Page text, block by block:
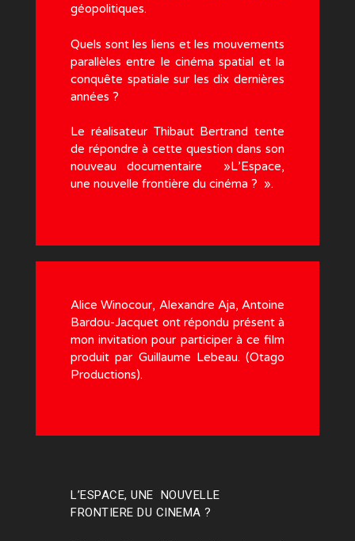
géopolitiques.
Quels sont les liens et les mouvements
parallèles entre le cinéma spatial et la
conquête spatiale sur les dix dernières
années ?
Le réalisateur Thibaut Bertrand tente
de répondre à cette question dans son
nouveau documentaire »L’Espace,
une nouvelle frontière du cinéma ? ».
Alice Winocour, Alexandre Aja, Antoine
Bardou-Jacquet ont répondu présent à
mon invitation pour participer à ce film
produit par Guillaume Lebeau. (Otago
Productions).
L’ESPACE, UNE NOUVELLE
FRONTIERE DU CINEMA ?